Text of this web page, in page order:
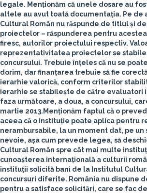
legale. Menționăm că unele dosare au
altele au avut toată documentația. Pe de
Cultural Român nu răspunde de titlul și
proiectelor – răspunderea pentru
firesc, autorilor proiectului respectiv.
reprezentativitatea proiectelor se
concursului. Trebuie înțeles că nu se
dorim, dar finanțarea trebuie să fie
ierarhie valorică, conform criterilor
ierarhie se stabilește de către evaluatori
faza următoare, a doua, a concursului,
martie 2013. Menționăm faptul că o
aceea că o instituție poate aplica pentru
nerambursabile, la un moment dat, pe un
nevoie, așa cum prevede legea, să
Cultural Român spre cât mai multe
cunoașterea internațională a culturii
instituții solicită bani de la Institutul
concursuri diferite. România nu dispune
pentru a satisface solicitări, care se fac